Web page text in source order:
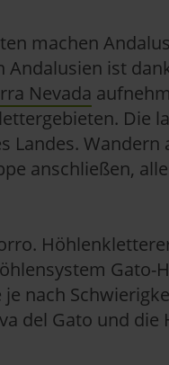
machen
ist
Nevada
Die
Landes. Wandern
anschließen,
Gato-
nach
del Gato und die